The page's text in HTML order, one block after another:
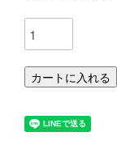
カートに入れる